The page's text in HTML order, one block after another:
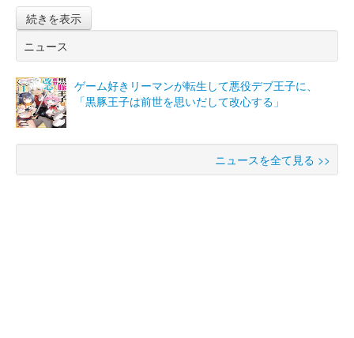
続きを表示
ニュース
ゲーム好きリーマンが転生して悪役デブ王子に、
「黒豚王子は前世を思いだして改心する」
ニュースを全て見る >>